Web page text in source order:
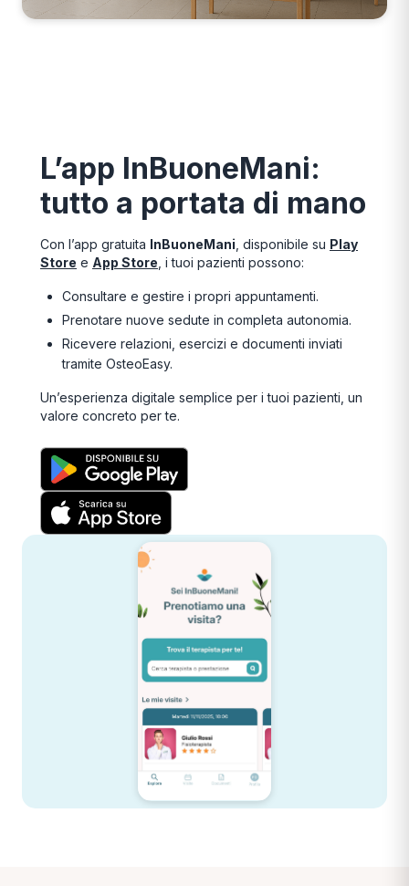
L’app InBuoneMani:
tutto a portata di mano
Con l’app gratuita InBuoneMani , disponibile su Play
Store e App Store , i tuoi pazienti possono:
Consultare e gestire i propri appuntamenti.
Prenotare nuove sedute in completa autonomia.
Ricevere relazioni, esercizi e documenti inviati
tramite OsteoEasy.
Un’esperienza digitale semplice per i tuoi pazienti, un
valore concreto per te.